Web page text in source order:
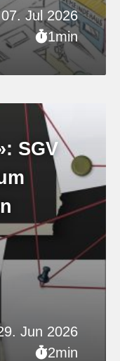
07. Jul 2026
1min
Jun 2026
2min
SGV